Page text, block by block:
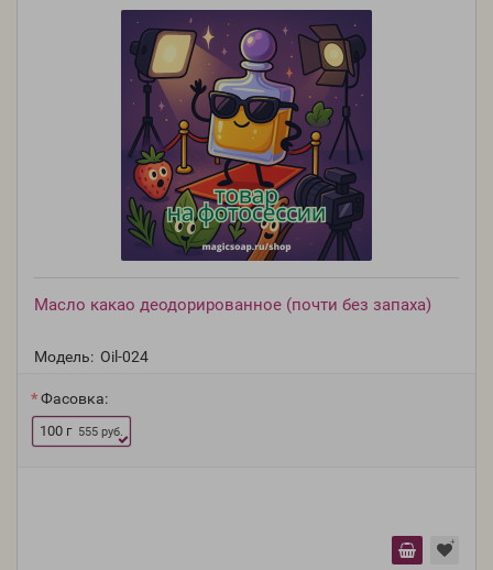
Масло какао деодорированное (почти без запаха)
Модель: Oil-024
Фасовка:
100 г 555 руб.